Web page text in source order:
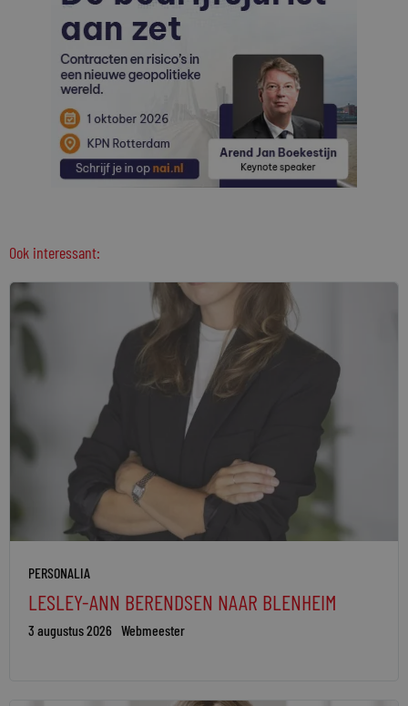
Ook interessant:
PERSONALIA
LESLEY-ANN BERENDSEN NAAR BLENHEIM
3 augustus 2026 Webmeester